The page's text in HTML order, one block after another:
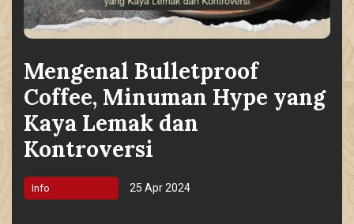
Mengenal Bulletproof
Coffee, Minuman Hype yang
Kaya Lemak dan
Kontroversi
Info 25 Apr 2024